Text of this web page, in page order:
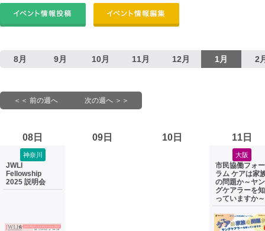
8月 9月 10月 11月 12月 1月 2
＜＜ 前の週へ 次の週へ ＞＞
08日
神奈川
JWLI
Fellowship
2025 説明会
09日 10日 11日
大阪
市民協働フォー
ラム ケアは家
の問題か～ヤン
グケアラーを知
っていますか～